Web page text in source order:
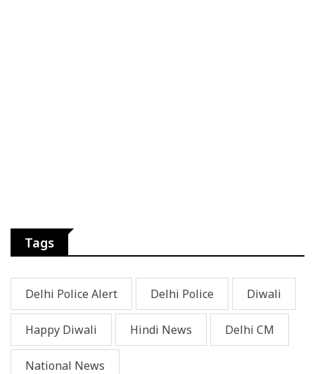
Tags
Delhi Police Alert Delhi Police Diwali
Happy Diwali Hindi News Delhi CM
National News